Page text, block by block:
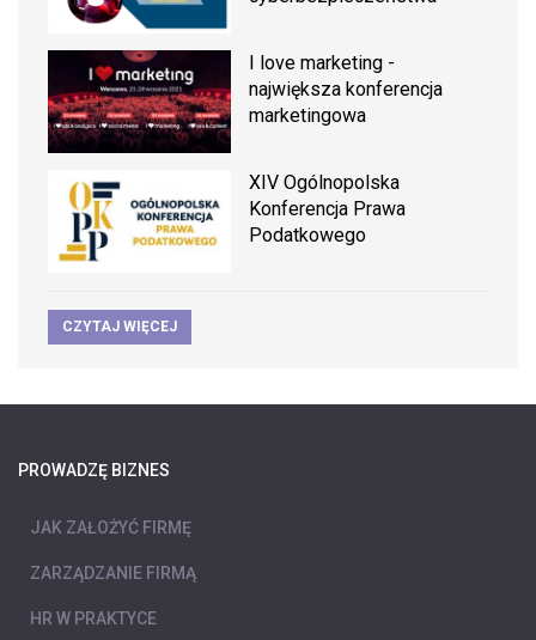
I love marketing -
największa konferencja
marketingowa
XIV Ogólnopolska
Konferencja Prawa
Podatkowego
CZYTAJ WIĘCEJ
PROWADZĘ BIZNES
JAK ZAŁOŻYĆ FIRMĘ
ZARZĄDZANIE FIRMĄ
HR W PRAKTYCE